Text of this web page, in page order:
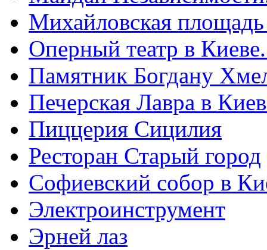
Михайловская
Оперный театр в
Памятник Богдану
Печерская Лавра в
Пиццерия Сицилия
Ресторан Старый город
Софиевский собор в
Электроинструмент
Эрней лаз